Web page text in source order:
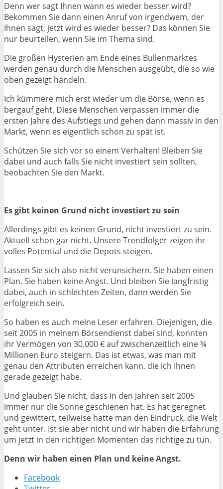
Denn wer sagt Ihnen wann es wieder besser wird?
Bekommen Sie dann einen Anruf von irgendwem, der
Ihnen sagt, jetzt wird es wieder besser? Das können Sie
nur beurteilen, wenn Sie im Thema sind.
Die großen Hysterien am Ende eines Bullenmarktes
werden genau durch die Menschen ausgeübt, die so wie
oben gezeigt handeln.
Ich kümmere mich erst wieder um die Börse, wenn es
bergauf geht. Diese Menschen verpassen immer die
ersten Jahre des Aufstiegs und gehen dann massiv in den
Markt, wenn es eigentlich schon zu spät ist.
Schützen Sie sich vor so einem Verhalten! Bleiben Sie
dabei und auch falls Sie nicht investiert sein sollten,
beobachten Sie den Markt.
Es gibt keinen Grund nicht investiert zu sein
Allerdings gibt es keinen Grund, nicht investiert zu sein.
Aktuell schon gar nicht. Unsere Trendfolger zeigen ihr
volles Potential und die Depots steigen.
Lassen Sie sich also nicht verunsichern. Sie haben einen
Plan. Sie haben keine Angst. Und bleiben Sie langfristig
dabei, auch in schlechten Zeiten, dann werden Sie
erfolgreich sein.
So haben es auch meine Leser erfahren. Diejenigen, die
seit 2005 in meinem Börsendienst dabei sind, konnten
ihr Vermögen von 30.000 € auf zwischenzeitlich eine ¾
Millionen Euro steigern. Das ist etwas, was man mit
genau den Attributen erreichen kann, die ich Ihnen
gerade gezeigt habe.
Und glauben Sie nicht, dass in den Jahren seit 2005
immer nur die Sonne geschienen hat. Es hat geregnet
und gewittert, teilweise hatte man den Eindruck, die Welt
geht unter. Ist sie aber nicht und wir haben die Erfahrung
um jetzt in den richtigen Momenten das richtige zu tun.
Denn wir haben einen Plan und keine Angst.
Facebook